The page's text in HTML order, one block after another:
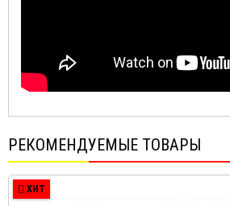
РЕКОМЕНДУЕМЫЕ ТОВАРЫ
ХИТ